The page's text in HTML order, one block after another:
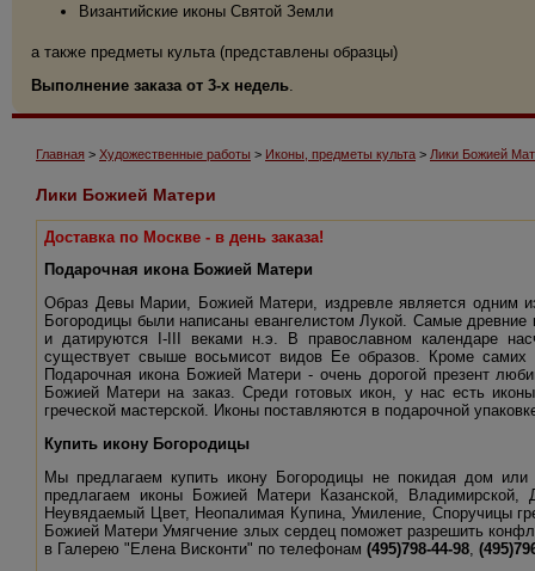
Византийские иконы Святой Земли
а также предметы культа (представлены образцы)
Выполнение заказа от 3-х недель.
Главная > Художественные работы > Иконы, предметы культа > Лики Божией
Лики Божией Матери
Доставка по Москве - в день заказа!
Подарочная икона Божией Матери
Образ Девы Марии, Божией Матери, издревле является одним
Богородицы были написаны евангелистом Лукой. Самые
и датируются
I-III веками н.э. В православном календаре
существует свыше восьмисот видов Ее образов. Кроме самих
Подарочная икона Божией Матери - очень дорогой презент
Божией Матери на заказ. Среди готовых икон, у нас есть
греческой мастерской. Иконы поставляются в подарочной
Купить икону Богородицы
Мы предлагаем купить икону Богородицы не покидая дом
предлагаем иконы Божией Матери Казанской,
Неувядаемый Цвет, Неопалимая Купина, Умиление, Споручицы
Божией Матери Умягчение злых сердец поможет разрешить
в Галерею "Елена Висконти" по телефонам (495)798-44-98